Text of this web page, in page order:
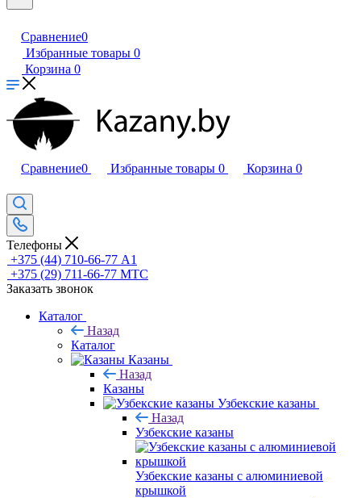
Сравнение0
Избранные товары 0
Корзина 0
Сравнение0 Избранные товары 0 Корзина 0
Телефоны
+375 (44) 710-66-77 А1
+375 (29) 711-66-77 МТС
Заказать звонок
Каталог
Назад
Каталог
Казаны
Назад
Казаны
Узбекские казаны
Назад
Узбекские казаны
Узбекские казаны с алюминиевой
крышкой